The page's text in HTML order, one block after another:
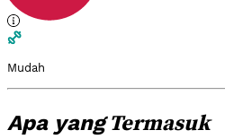
Mudah
Apa yangTermasuk